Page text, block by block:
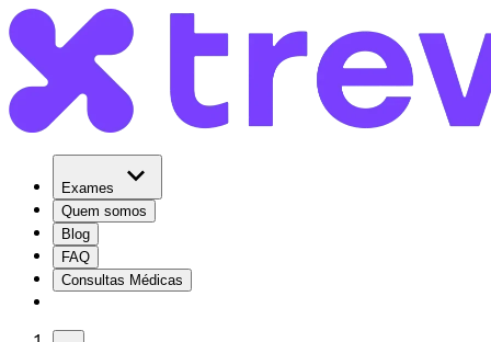
Exames
Quem somos
Blog
FAQ
Consultas Médicas